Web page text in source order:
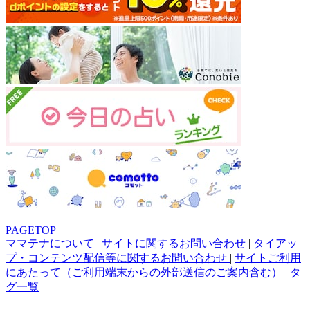
PAGETOP
ママテナについて | サイトに関するお問い合わせ | タイアッ
プ・コンテンツ配信等に関するお問い合わせ | サイトご利用
にあたって（ご利用端末からの外部送信のご案内含む） | タ
グ一覧